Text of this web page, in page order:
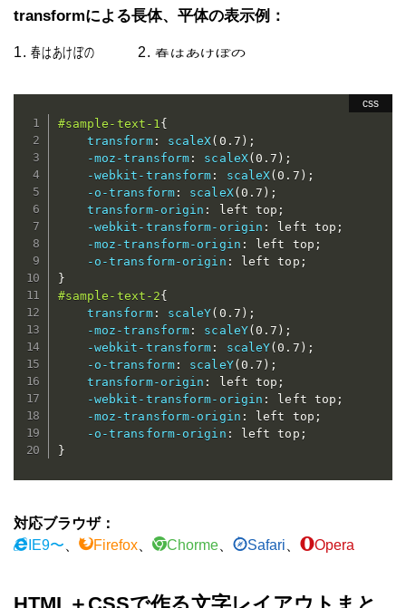
transformによる長体、平体の表示例：
1.春はあけぼの 2.春はあけぼの
#sample-text-1{
transform: scaleX( 0.7 ) ;
-moz-transform : scaleX(0.7 ) ;
-webkit-transform : scaleX(0.7 ) ;
-o-transform: scaleX( 0.7 ) ;
transform-origin : left top ;
-webkit-transform-origin : left top ;
-moz-transform-origin : left top ;
-o-transform-origin : left top ;
}
#sample-text-2{
transform: scaleY( 0.7 ) ;
-moz-transform : scaleY(0.7 ) ;
-webkit-transform : scaleY(0.7 ) ;
-o-transform: scaleY( 0.7 ) ;
transform-origin : left top ;
-webkit-transform-origin : left top ;
-moz-transform-origin : left top ;
-o-transform-origin : left top ;
}
対応ブラウザ：
IE9〜
Firefox Chorme Safari Opera